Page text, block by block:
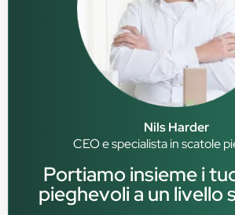
Nils Harder
CEO e specialista in scatole
Portiamo insieme i
pieghevoli a un livello